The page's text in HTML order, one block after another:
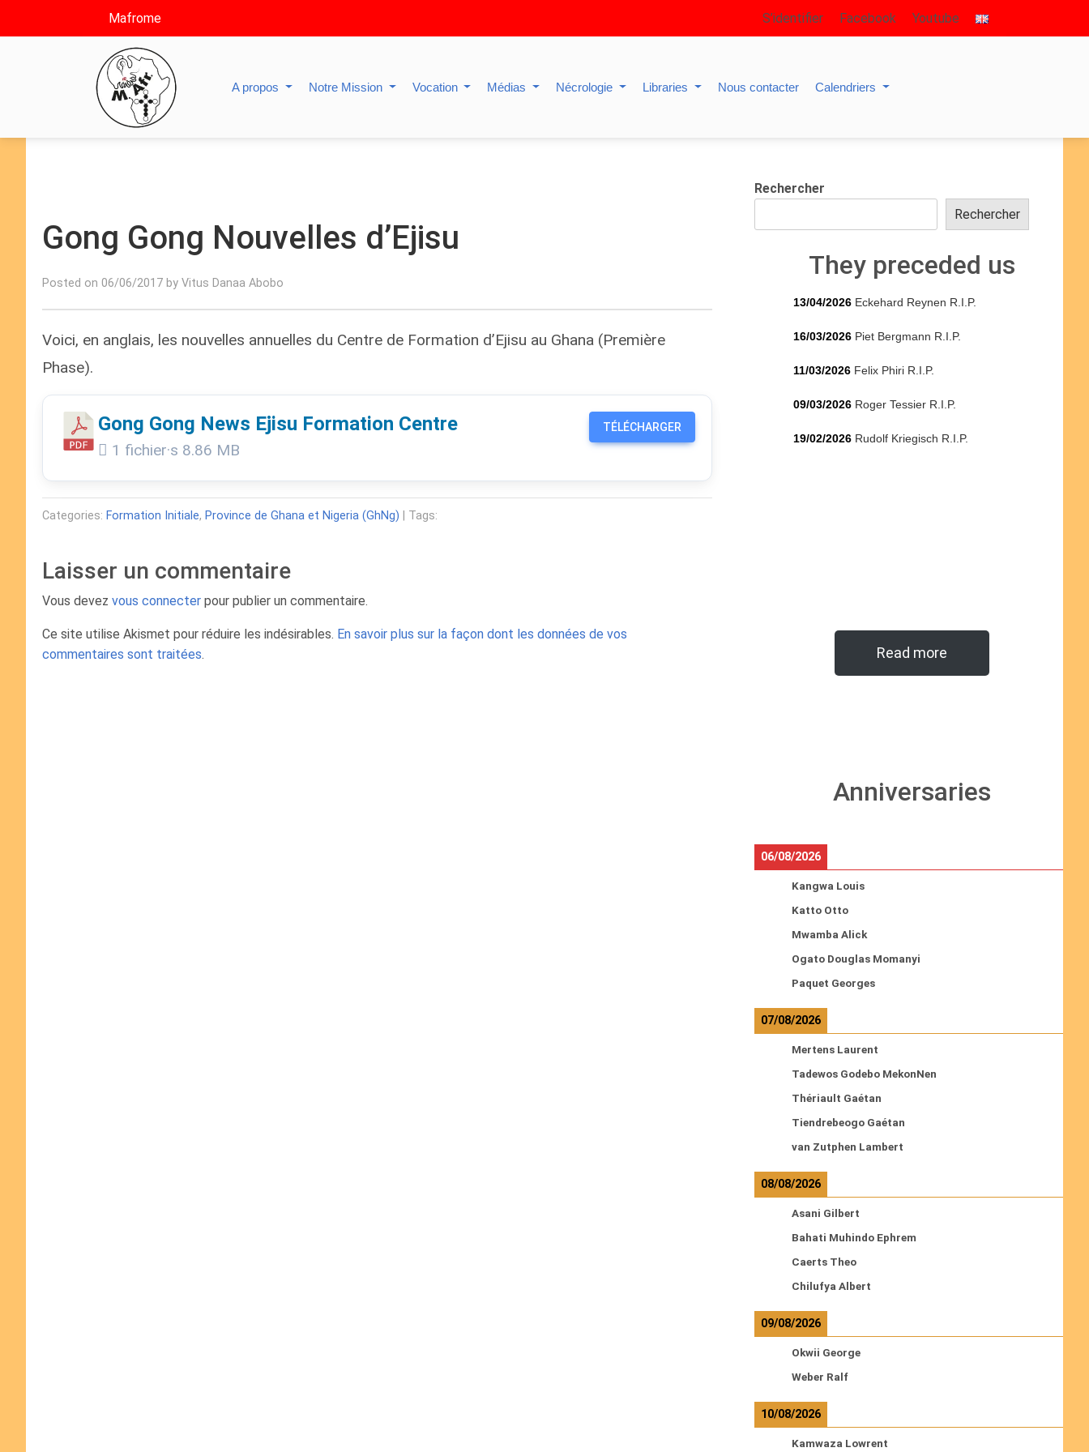
Mafrome S’identifier Facebook Youtube
A propos Notre Mission Vocation Médias Nécrologie Libraries Nous contacter Calendriers
Gong Gong Nouvelles d’Ejisu
Posted on 06/06/2017 by Vitus Danaa Abobo
Voici, en anglais, les nouvelles annuelles du Centre de Formation d’Ejisu au Ghana (Première
Phase).
Gong Gong News Ejisu Formation Centre
1 fichier·s 8.86 MB
TÉLÉCHARGER
Categories: Formation Initiale, Province de Ghana et Nigeria (GhNg) | Tags:
Laisser un commentaire
Vous devez vous connecter pour publier un commentaire.
Ce site utilise Akismet pour réduire les indésirables. En savoir plus sur la façon dont les données de vos
commentaires sont traitées.
Rechercher
Rechercher
They preceded us
13/04/2026 Eckehard Reynen R.I.P.
16/03/2026 Piet Bergmann R.I.P.
11/03/2026 Felix Phiri R.I.P.
09/03/2026 Roger Tessier R.I.P.
19/02/2026 Rudolf Kriegisch R.I.P.
Read more
Anniversaries
06/08/2026
Kangwa Louis
Katto Otto
Mwamba Alick
Ogato Douglas Momanyi
Paquet Georges
07/08/2026
Mertens Laurent
Tadewos Godebo MekonNen
Thériault Gaétan
Tiendrebeogo Gaétan
van Zutphen Lambert
08/08/2026
Asani Gilbert
Bahati Muhindo Ephrem
Caerts Theo
Chilufya Albert
09/08/2026
Okwii George
Weber Ralf
10/08/2026
Kamwaza Lowrent